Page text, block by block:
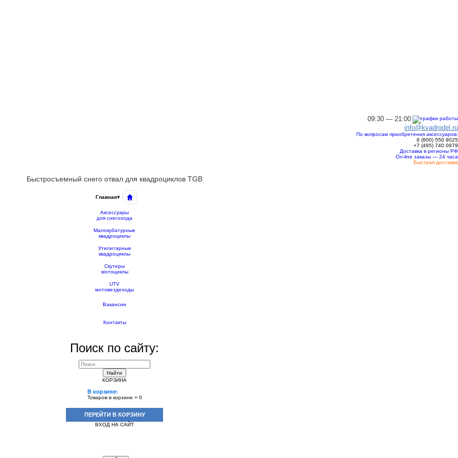
09:30 — 21:00
info@kvadrodel.ru
По вопросам приобретения аксессуаров:
8 (800) 550 9025
+7 (495) 740 0979
Доставка в регионы РФ
On-line заказы — 24 часа
Быстрая доставка
Быстросъемный снего отвал для квадроциклов TGB
Главная▾
Аксессуары
для снегохода
Малокубатурные
квадроциклы
Утилитарные
квадроциклы
Скутеры
мотоциклы
UTV
мотовездеходы
Вакансии
Контакты
Поиск по сайту:
Найти
КОРЗИНА
В корзине:
Товаров в корзине = 0
ПЕРЕЙТИ В КОРЗИНУ
ВХОД НА САЙТ